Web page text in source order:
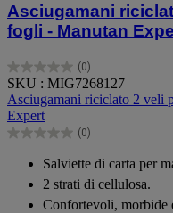
Asciugamani
fogli - Manutan
(0)
0.0
su
5
stelle.
SKU : MIG7268127
Asciugamani riciclato 2 veli
Expert
(0)
0.0
stelle.
Salviette di carta per
2 strati di cellulosa.
Confortevoli, morbide